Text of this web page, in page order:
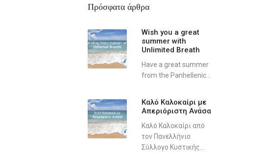
Πρόσφατα άρθρα
Wish you a great
summer with
Unlimited Breath
Have a great summer
from the Panhellenic...
Καλό Καλοκαίρι με
Απεριόριστη Ανάσα
Καλό Καλοκαίρι από
τον Πανελλήνιο
Σύλλογο Κυστικής...